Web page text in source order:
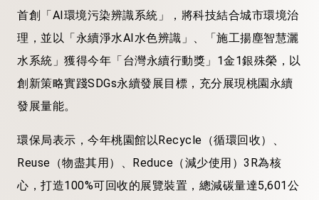
首創「AI環境污染辨識系統」，將科技結合城市環境治
理，並以「永續淨水AI水色辨識」、「施工揚塵智慧灑
水系統」獲得今年「台灣永續行動獎」1金1銀殊榮，以
創新策略實踐SDGs永續發展目標，充分展現桃園永續
發展量能。
環保局表示，今年桃園館以Recycle（循環回收）、
Reuse（物盡其用）、Reduce（減少使用）3R為核
心，打造100%可回收的展覽裝置，總減碳量達5,601公